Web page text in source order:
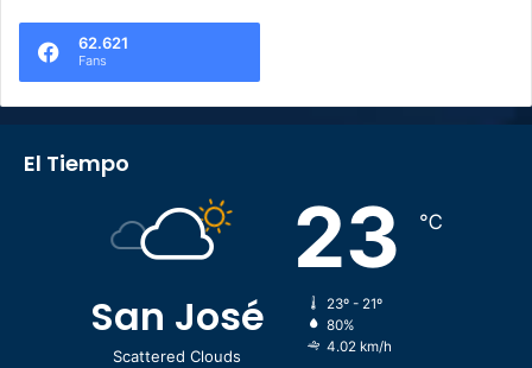
62.621
Fans
El Tiempo
San José
Scattered Clouds
23 ℃
23º - 21º
80%
4.02 km/h